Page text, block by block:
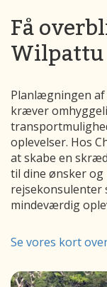
Få
Wilpattu
Planlægningen
kræver
oplevelser. Hos
at skabe en
til dine ønsker
mindeværdig
Se vores kort